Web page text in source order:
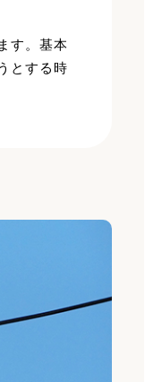
す。基本
とする時